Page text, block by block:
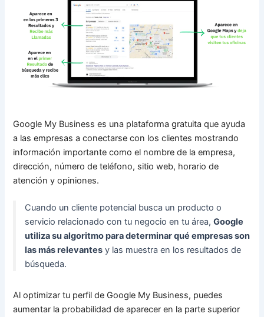
Google My Business es una plataforma gratuita que ayuda
a las empresas a conectarse con los clientes mostrando
información importante como el nombre de la empresa,
dirección, número de teléfono, sitio web, horario de
atención y opiniones.
Cuando un cliente potencial busca un producto o
servicio relacionado con tu negocio en tu área,Google
utiliza su algoritmo para determinar qué empresas son
las más relevantes y las muestra en los resultados de
búsqueda.
Al optimizar tu perfil de Google My Business, puedes
aumentar la probabilidad de aparecer en la parte superior